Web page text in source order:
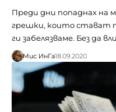
Преди дни попаднах на
грешки, които стават
ги забелязваме. Без да
Мис ИнГа18.09.2020